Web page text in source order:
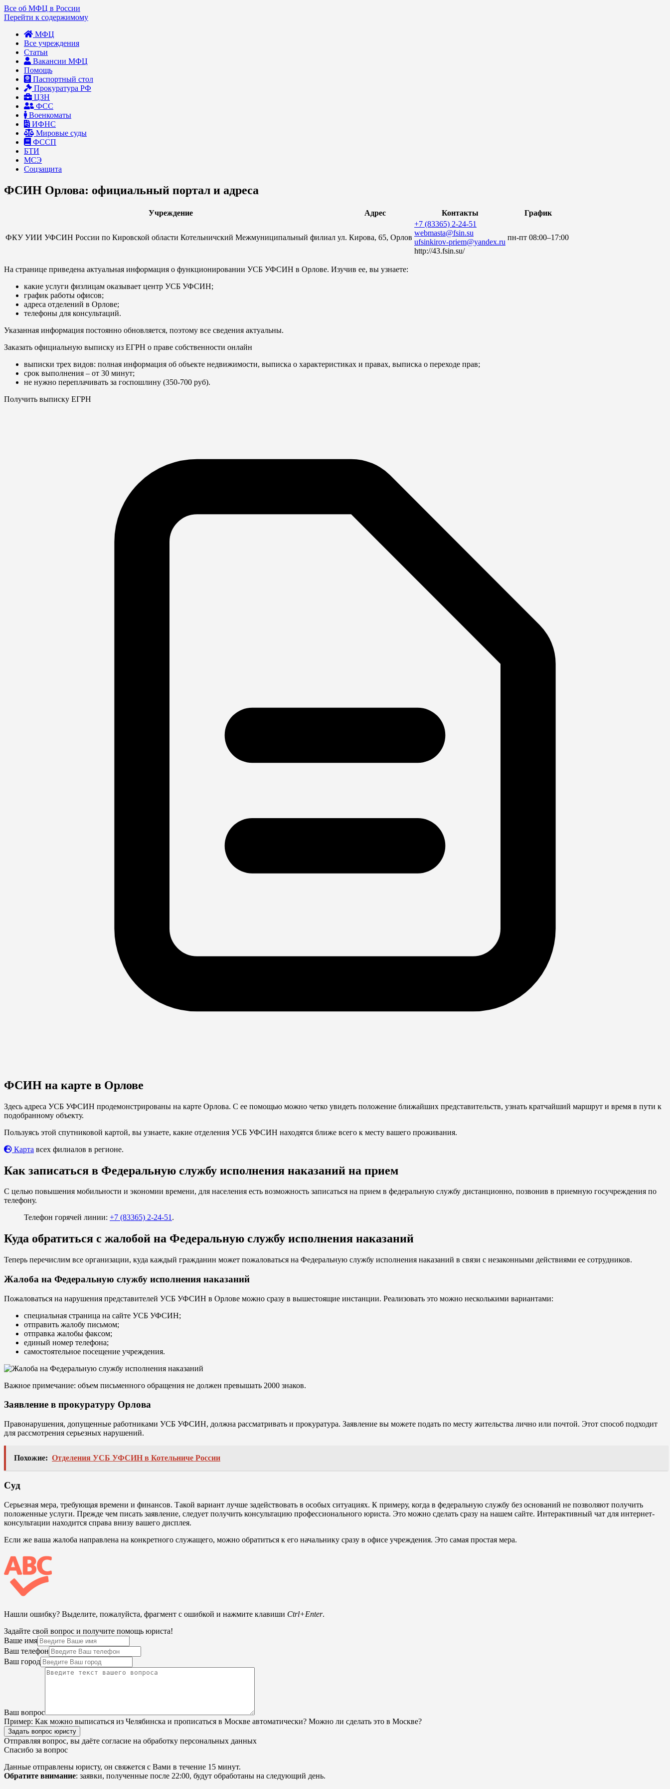
Все об МФЦ в России
Перейти к содержимому
МФЦ
Все учреждения
Статьи
Вакансии МФЦ
Помощь
Паспортный стол
Прокуратура РФ
ЦЗН
ФСС
Военкоматы
ИФНС
Мировые суды
ФССП
БТИ
МСЭ
Соцзащита
ФСИН Орлова: официальный портал и адреса
Учреждение Адрес Контакты График
ФКУ УИИ УФСИН России по Кировской области Котельничский Межмуниципальный филиал ул. Кирова, 65, Орлов
+7 (83365) 2-24-51
webmasta@fsin.su
ufsinkirov-priem@yandex.ru
http://43.fsin.su/
пн-пт 08:00–17:00
На странице приведена актуальная информация о функционировании УСБ УФСИН в Орлове. Изучив ее, вы узнаете:
какие услуги физлицам оказывает центр УСБ УФСИН;
график работы офисов;
адреса отделений в Орлове;
телефоны для консультаций.
Указанная информация постоянно обновляется, поэтому все сведения актуальны.
Заказать официальную выписку из ЕГРН о праве собственности онлайн
выписки трех видов: полная информация об объекте недвижимости, выписка о характеристиках и правах, выписка о переходе прав;
срок выполнения – от 30 минут;
не нужно переплачивать за госпошлину (350-700 руб).
Получить выписку ЕГРН
ФСИН на карте в Орлове
Здесь адреса УСБ УФСИН продемонстрированы на карте Орлова. С ее помощью можно четко увидеть положение ближайших представительств, узнать кратчайший маршрут и время в пути к
подобранному объекту.
Пользуясь этой спутниковой картой, вы узнаете, какие отделения УСБ УФСИН находятся ближе всего к месту вашего проживания.
Карта всех филиалов в регионе.
Как записаться в Федеральную службу исполнения наказаний на прием
С целью повышения мобильности и экономии времени, для населения есть возможность записаться на прием в федеральную службу дистанционно, позвонив в приемную госучреждения по
телефону.
Телефон горячей линии: +7 (83365) 2-24-51.
Куда обратиться с жалобой на Федеральную службу исполнения наказаний
Теперь перечислим все организации, куда каждый гражданин может пожаловаться на Федеральную службу исполнения наказаний в связи с незаконными действиями ее сотрудников.
Жалоба на Федеральную службу исполнения наказаний
Пожаловаться на нарушения представителей УСБ УФСИН в Орлове можно сразу в вышестоящие инстанции. Реализовать это можно несколькими вариантами:
специальная страница на сайте УСБ УФСИН;
отправить жалобу письмом;
отправка жалобы факсом;
единый номер телефона;
самостоятельное посещение учреждения.
Важное примечание: объем письменного обращения не должен превышать 2000 знаков.
Заявление в прокуратуру Орлова
Правонарушения, допущенные работниками УСБ УФСИН, должна рассматривать и прокуратура. Заявление вы можете подать по месту жительства лично или почтой. Этот способ подходит
для рассмотрения серьезных нарушений.
Похожие: Отделения УСБ УФСИН в Котельниче России
Суд
Серьезная мера, требующая времени и финансов. Такой вариант лучше задействовать в особых ситуациях. К примеру, когда в федеральную службу без оснований не позволяют получить
положенные услуги. Прежде чем писать заявление, следует получить консультацию профессионального юриста. Это можно сделать сразу на нашем сайте. Интерактивный чат для интернет-
консультации находится справа внизу вашего дисплея.
Если же ваша жалоба направлена на конкретного служащего, можно обратиться к его начальнику сразу в офисе учреждения. Это самая простая мера.
Нашли ошибку? Выделите, пожалуйста, фрагмент с ошибкой и нажмите клавиши Ctrl+Enter.
Задайте свой вопрос и получите помощь юриста!
Ваше имя
Ваш телефон
Ваш город
Ваш вопрос
Пример: Как можно выписаться из Челябинска и прописаться в Москве автоматически? Можно ли сделать это в Москве?
Задать вопрос юристу
Отправляя вопрос, вы даёте согласие на обработку персональных данных
Спасибо за вопрос
Данные отправлены юристу, он свяжется с Вами в течение 15 минут.
Обратите внимание: заявки, полученные после 22:00, будут обработаны на следующий день.